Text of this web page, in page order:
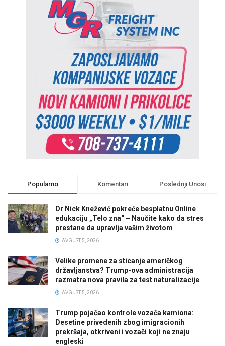
Popularno Komentari Poslednji Unosi
Dr Nick Knežević pokreće besplatnu Online
edukaciju „Telo zna“ – Naučite kako da stres
prestane da upravlja vašim životom
AVGUST 5, 2026
Velike promene za sticanje američkog
državljanstva? Trump-ova administracija
razmatra nova pravila za test naturalizacije
AVGUST 5, 2026
Trump pojačao kontrole vozača kamiona:
Desetine privedenih zbog imigracionih
prekršaja, otkriveni i vozači koji ne znaju
engleski